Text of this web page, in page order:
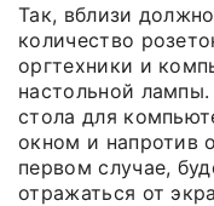
Так, вблизи
количество
оргтехники и
настольной
стола для
окном и напротив
первом случае,
отражаться от